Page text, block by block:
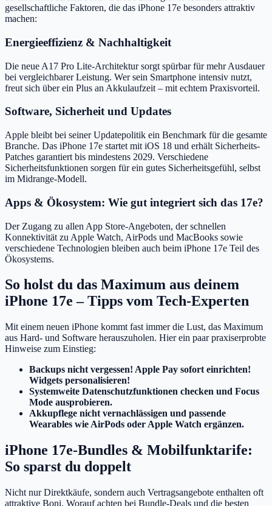
gesellschaftliche Faktoren, die das iPhone 17e besonders attraktiv
machen:
Energieeffizienz & Nachhaltigkeit
Die neue A17 Pro Lite-Architektur sorgt spürbar für mehr Ausdauer
bei vergleichbarer Leistung. Wer sein Smartphone intensiv nutzt,
freut sich über ein Plus an Akkulaufzeit – mit echtem Praxisvorteil.
Software, Sicherheit und Updates
Apple bleibt bei seiner Updatepolitik ein Benchmark für die gesamte
Branche. Das iPhone 17e startet mit iOS 18 und erhält Sicherheits-
Patches garantiert bis mindestens 2029. Verschiedene
Sicherheitsfunktionen sorgen für ein gutes Sicherheitsgefühl, selbst
im Midrange-Modell.
Apps & Ökosystem: Wie gut integriert sich das 17e?
Der Zugang zu allen App Store-Angeboten, der schnellen
Konnektivität zu Apple Watch, AirPods und MacBooks sowie
verschiedene Technologien bleiben auch beim iPhone 17e Teil des
Ökosystems.
So holst du das Maximum aus deinem
iPhone 17e – Tipps vom Tech-Experten
Mit einem neuen iPhone kommt fast immer die Lust, das Maximum
aus Hard- und Software herauszuholen. Hier ein paar praxiserprobte
Hinweise zum Einstieg:
Backups nicht vergessen! Apple Pay sofort einrichten!
Widgets personalisieren!
Systemweite Datenschutzfunktionen checken und Focus
Mode ausprobieren.
Akkupflege nicht vernachlässigen und passende
Wearables wie AirPods oder Apple Watch ergänzen.
iPhone 17e-Bundles & Mobilfunktarife:
So sparst du doppelt
Nicht nur Direktkäufe, sondern auch Vertragsangebote enthalten oft
attraktive Boni. Worauf achten bei Bundle-Deals und die besten